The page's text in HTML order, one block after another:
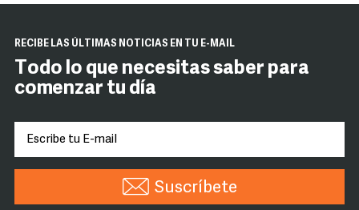
RECIBE LAS ÚLTIMAS NOTICIAS EN TU E-MAIL
Todo lo que necesitas saber para
comenzar tu día
Suscríbete